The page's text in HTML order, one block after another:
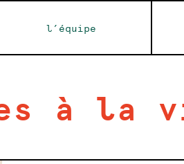
l’équipe
à la